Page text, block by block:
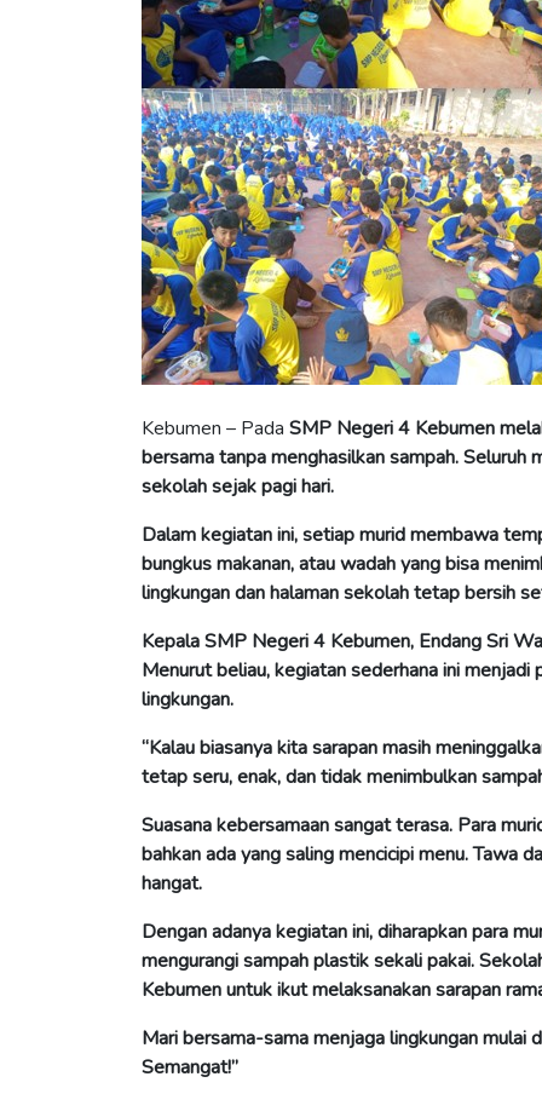
Kebumen – Pada SMP Negeri 4 Kebumen
bersama tanpa menghasilkan sampah. Seluruh
sekolah sejak pagi hari.
Dalam kegiatan ini, setiap murid membawa
bungkus makanan, atau wadah yang bisa
lingkungan dan halaman sekolah tetap bersih
Kepala SMP Negeri 4 Kebumen, Endang Sri
Menurut beliau, kegiatan sederhana ini
lingkungan.
“Kalau biasanya kita sarapan masih
tetap seru, enak, dan tidak menimbulkan
Suasana kebersamaan sangat terasa. Para
bahkan ada yang saling mencicipi menu. Tawa
hangat.
Dengan adanya kegiatan ini, diharapkan para
mengurangi sampah plastik sekali pakai.
Kebumen untuk ikut melaksanakan sarapan
Mari bersama-sama menjaga lingkungan mulai
Semangat!”